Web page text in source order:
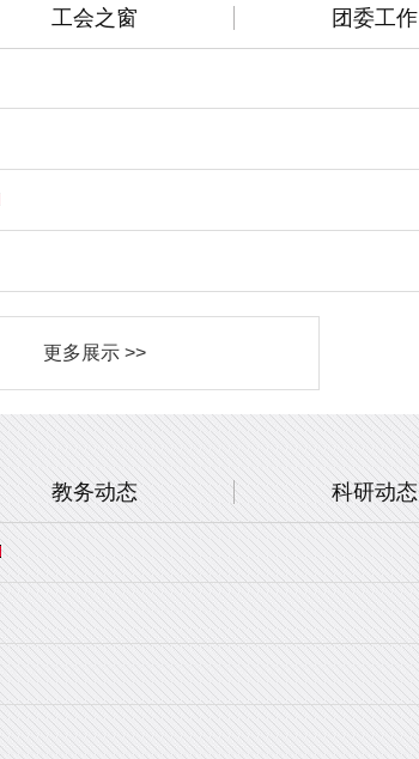
工会之窗 团委工作
更多展示 >>
教务动态 科研动态